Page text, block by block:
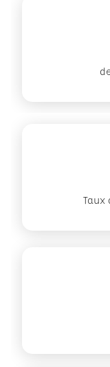
Taux